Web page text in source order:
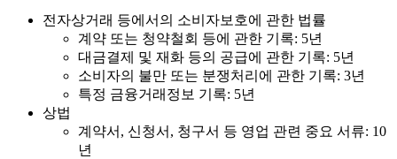
전자상거래 등에서의 소비자보호에 관한 법률
계약 또는 청약철회 등에 관한 기록: 5년
대금결제 및 재화 등의 공급에 관한 기록: 5년
소비자의 불만 또는 분쟁처리에 관한 기록: 3년
특정 금융거래정보 기록: 5년
상법
계약서, 신청서, 청구서 등 영업 관련 중요 서류: 10
년